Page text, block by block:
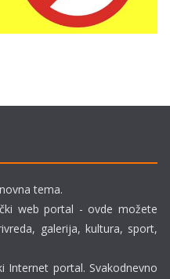
tema.
web portal - ovde možete
galerija, kultura, sport,
Internet portal. Svakodnevno